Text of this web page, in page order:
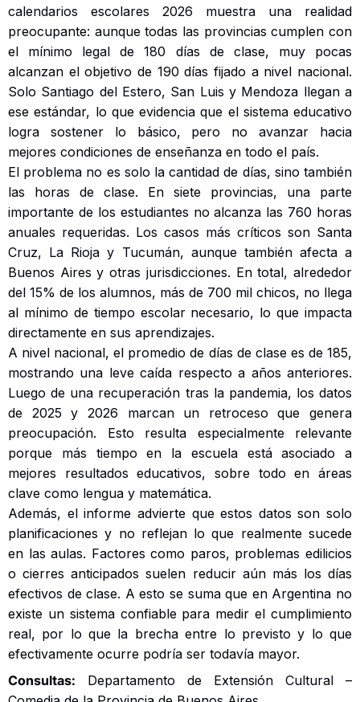
calendarios escolares 2026 muestra una realidad
preocupante: aunque todas las provincias cumplen con
el mínimo legal de 180 días de clase, muy pocas
alcanzan el objetivo de 190 días fijado a nivel nacional.
Solo Santiago del Estero, San Luis y Mendoza llegan a
ese estándar, lo que evidencia que el sistema educativo
logra sostener lo básico, pero no avanzar hacia
mejores condiciones de enseñanza en todo el país.
El problema no es solo la cantidad de días, sino también
las horas de clase. En siete provincias, una parte
importante de los estudiantes no alcanza las 760 horas
anuales requeridas. Los casos más críticos son Santa
Cruz, La Rioja y Tucumán, aunque también afecta a
Buenos Aires y otras jurisdicciones. En total, alrededor
del 15% de los alumnos, más de 700 mil chicos, no llega
al mínimo de tiempo escolar necesario, lo que impacta
directamente en sus aprendizajes.
A nivel nacional, el promedio de días de clase es de 185,
mostrando una leve caída respecto a años anteriores.
Luego de una recuperación tras la pandemia, los datos
de 2025 y 2026 marcan un retroceso que genera
preocupación. Esto resulta especialmente relevante
porque más tiempo en la escuela está asociado a
mejores resultados educativos, sobre todo en áreas
clave como lengua y matemática.
Además, el informe advierte que estos datos son solo
planificaciones y no reflejan lo que realmente sucede
en las aulas. Factores como paros, problemas edilicios
o cierres anticipados suelen reducir aún más los días
efectivos de clase. A esto se suma que en Argentina no
existe un sistema confiable para medir el cumplimiento
real, por lo que la brecha entre lo previsto y lo que
efectivamente ocurre podría ser todavía mayor.
Consultas: Departamento de Extensión Cultural –